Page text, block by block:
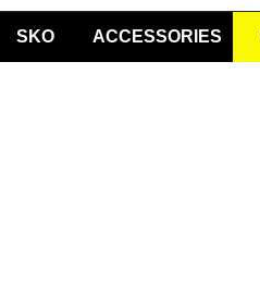
SKO ACCESSORIES